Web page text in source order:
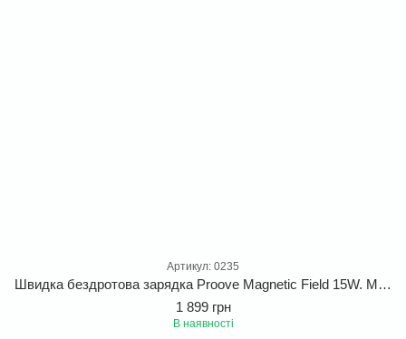
Артикул: 0235
Швидка бездротова зарядка Proove Magnetic Field 15W. Магнітний бездротовий зарядний пристрій 3 in 1 з підтримкою Qi для одночасної зарядки
1 899 грн
В наявності